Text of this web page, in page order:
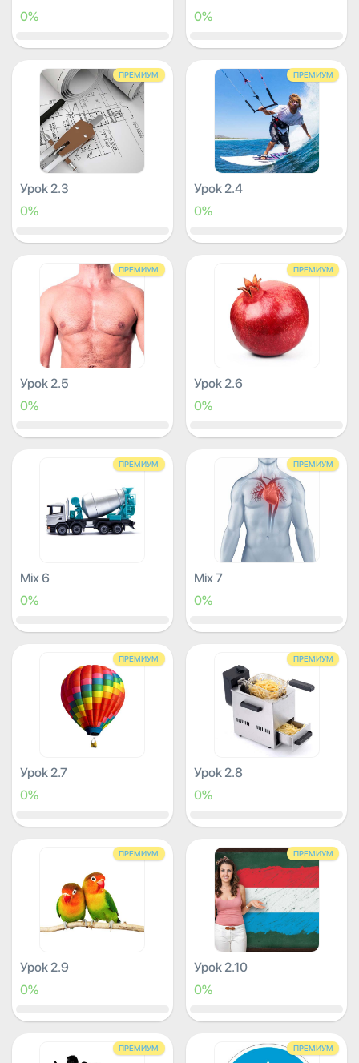
0%
0%
ПРЕМИУМ
Урок 2.3
0%
ПРЕМИУМ
Урок 2.4
0%
ПРЕМИУМ
Урок 2.5
0%
ПРЕМИУМ
Урок 2.6
0%
ПРЕМИУМ
Mix 6
0%
ПРЕМИУМ
Mix 7
0%
ПРЕМИУМ
Урок 2.7
0%
ПРЕМИУМ
Урок 2.8
0%
ПРЕМИУМ
Урок 2.9
0%
ПРЕМИУМ
Урок 2.10
0%
ПРЕМИУМ ПРЕМИУМ